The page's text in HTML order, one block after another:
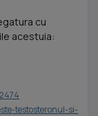
cu
acestuia:
testosteronul-si-